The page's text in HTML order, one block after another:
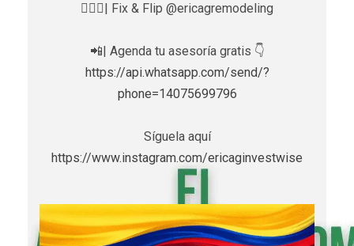
👷🏼‍♀️| Fix & Flip @ericagremodeling
📲| Agenda tu asesoría gratis 👇
https://api.whatsapp.com/send/?
phone=14075699796
Síguela aquí
https://www.instagram.com/ericaginvestwise